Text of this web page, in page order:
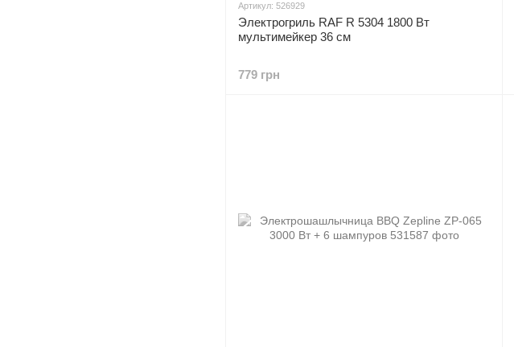
Артикул: 526929
Электрогриль RAF R 5304 1800 Вт
мультимейкер 36 см
779 грн